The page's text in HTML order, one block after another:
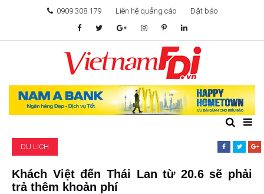
0909.308.179 Liên hệ quảng cáo Đặt báo
TÂM ĐIỂM ĐẦU TƯ
TÀI CHÍNH
KHỞI NGHIỆP
GIẢI TRÍ & CÔNG NGHỆ
DU LỊCH
Khách Việt đến Thái Lan từ 20.6 sẽ phải
trả thêm khoản phí